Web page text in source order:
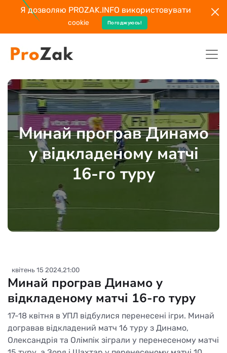
Я дозволяю PROZAK.INFO використовувати
cookie Погоджуюсь!
Минай програв Динамо
у відкладеному матчі
16-го туру
квітень 15 2024,21:00
Минай програв Динамо у
відкладеному матчі 16-го туру
17-18 квітня в УПЛ відбулися перенесені ігри. Минай
догравав відкладений матч 16 туру з Динамо,
Олександрія та Олімпік зіграли у перенесеному матчі